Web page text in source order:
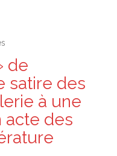
de
satire des
à une
acte des